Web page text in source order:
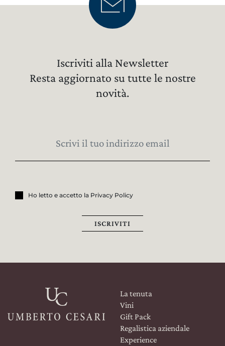
Iscriviti alla Newsletter
Resta aggiornato su tutte le nostre
novità.
Ho letto e accetto la Privacy Policy
ISCRIVITI
La tenuta
Vini
Gift Pack
Regalistica aziendale
Experience